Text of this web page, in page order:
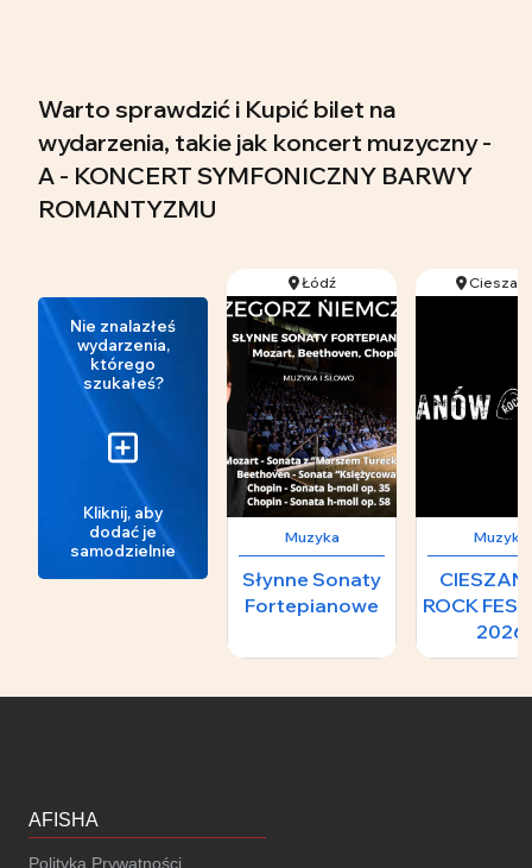
Warto sprawdzić i Kupić bilet na
wydarzenia, takie jak koncert muzyczny -
A - KONCERT SYMFONICZNY BARWY
ROMANTYZMU
Nie znalazłeś
wydarzenia,
którego
szukałeś?
Kliknij, aby
dodać je
samodzielnie
Łódź
Muzyka
Słynne Sonaty
Fortepianowe
Muzyka
ROCK
2026
AFISHA
Polityka Prywatności